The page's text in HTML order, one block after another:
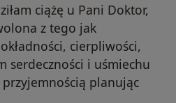
ciążę u Pani Doktor,
z tego jak
cierpliwości,
serdeczności i uśmiechu
planując